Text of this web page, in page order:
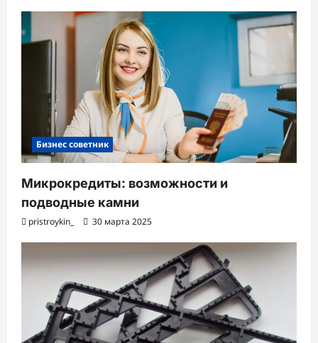
Бизнес советник
Микрокредиты: возможности и
подводные камни
pristroykin_ 30 марта 2025